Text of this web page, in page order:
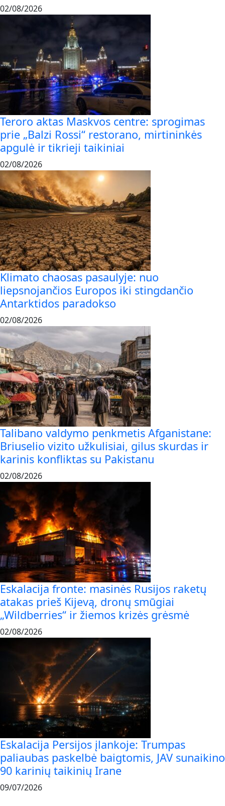
02/08/2026
Teroro aktas Maskvos centre: sprogimas
prie „Balzi Rossi“ restorano, mirtininkės
apgulė ir tikrieji taikiniai
02/08/2026
Klimato chaosas pasaulyje: nuo
liepsnojančios Europos iki stingdančio
Antarktidos paradokso
02/08/2026
Talibano valdymo penkmetis Afganistane:
Briuselio vizito užkulisiai, gilus skurdas ir
karinis konfliktas su Pakistanu
02/08/2026
Eskalacija fronte: masinės Rusijos raketų
atakas prieš Kijevą, dronų smūgiai
„Wildberries“ ir žiemos krizės grėsmė
02/08/2026
Eskalacija Persijos įlankoje: Trumpas
paliaubas paskelbė baigtomis, JAV sunaikino
90 karinių taikinių Irane
09/07/2026